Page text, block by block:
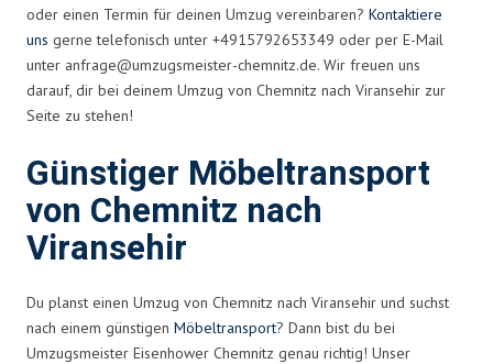
oder einen Termin für deinen Umzug vereinbaren? Kontaktiere
uns gerne telefonisch unter +4915792653349 oder per E-Mail
unter anfrage@umzugsmeister-chemnitz.de. Wir freuen uns
darauf, dir bei deinem Umzug von Chemnitz nach Viransehir zur
Seite zu stehen!
Günstiger Möbeltransport
von Chemnitz nach
Viransehir
Du planst einen Umzug von Chemnitz nach Viransehir und suchst
nach einem günstigen Möbeltransport? Dann bist du bei
Umzugsmeister Eisenhower Chemnitz genau richtig! Unser